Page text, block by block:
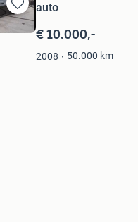
Bewaren
in
Favorieten
auto
€ 10.000,-
2008 50.000 km